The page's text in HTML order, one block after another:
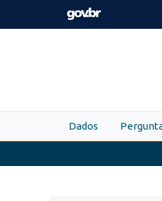
Skip to main content
Dados